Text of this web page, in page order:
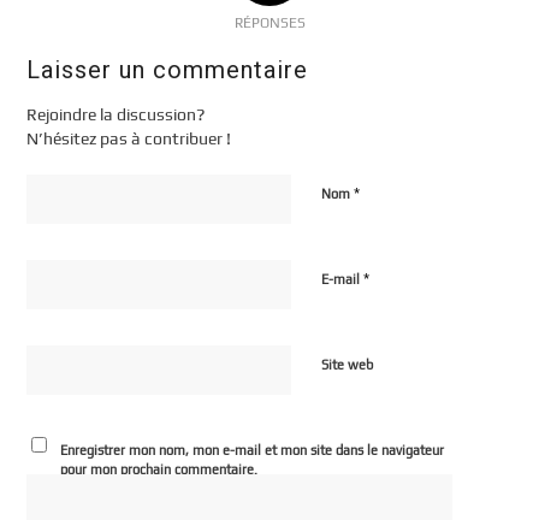
RÉPONSES
Laisser un commentaire
Rejoindre la discussion?
N’hésitez pas à contribuer !
Nom*
E-mail*
Site web
Enregistrer mon nom, mon e-mail et mon site dans le navigateur
pour mon prochain commentaire.